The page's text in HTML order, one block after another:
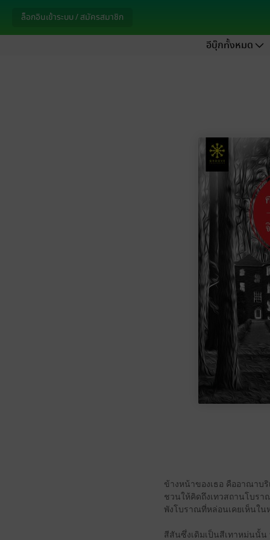
ล็อกอินเข้าระบบ / สมัครสมาชิก
อีบุ๊กทั้งหมด
ข้างหน้าของเธอ คืออาณาบ
ชวนให้คิดถึงเทวสถานโบร
พังโบราณที่หล่อนเคยเห็นใน
สีสันซึ่งเดิมเป็นสีเทาหม่นนั้น